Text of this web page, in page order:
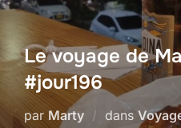
Le voyage de
#jour196
par Marty dans